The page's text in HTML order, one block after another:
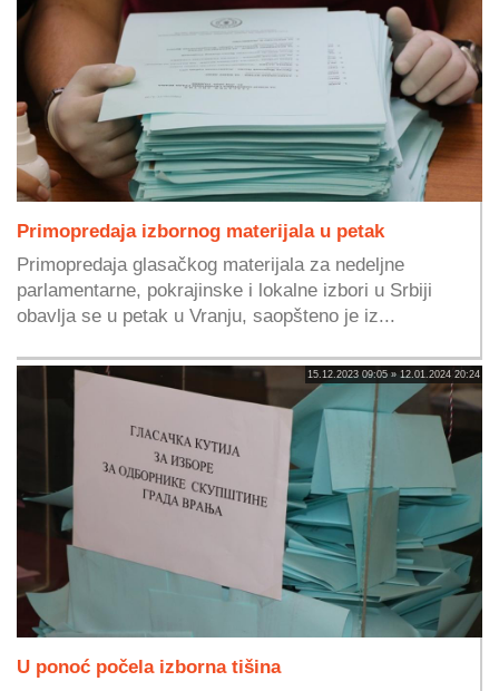
Primopredaja izbornog materijala u petak
Primopredaja glasačkog materijala za nedeljne
parlamentarne, pokrajinske i lokalne izbori u Srbiji
obavlja se u petak u Vranju, saopšteno je iz...
15.12.2023 09:05 » 12.01.2024 20:24
U ponoć počela izborna tišina